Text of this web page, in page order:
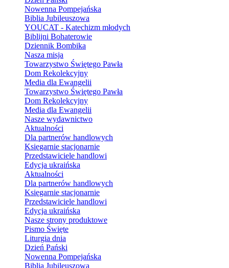
Nowenna Pompejańska
Biblia Jubileuszowa
YOUCAT - Katechizm młodych
Biblijni Bohaterowie
Dziennik Bombika
Nasza misja
Towarzystwo Świętego Pawła
Dom Rekolekcyjny
Media dla Ewangelii
Towarzystwo Świętego Pawła
Dom Rekolekcyjny
Media dla Ewangelii
Nasze wydawnictwo
Aktualności
Dla partnerów handlowych
Księgarnie stacjonarnie
Przedstawiciele handlowi
Edycja ukraińska
Aktualności
Dla partnerów handlowych
Księgarnie stacjonarnie
Przedstawiciele handlowi
Edycja ukraińska
Nasze strony produktowe
Pismo Święte
Liturgia dnia
Dzień Pański
Nowenna Pompejańska
Biblia Jubileuszowa